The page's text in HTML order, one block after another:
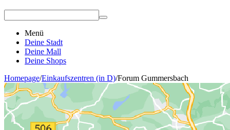
Menü
Deine Stadt
Deine Mall
Deine Shops
Homepage/Einkaufszentren (in D)/Forum Gummersbach